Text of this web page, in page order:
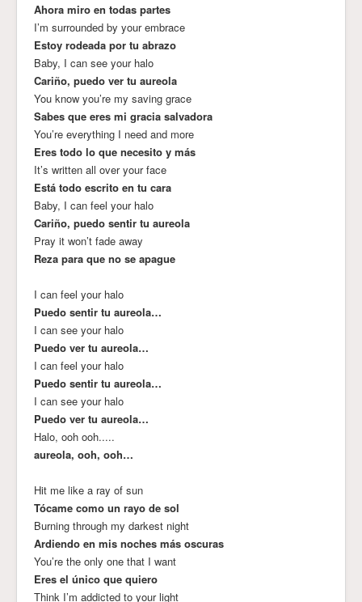
Ahora miro en todas partes
I’m surrounded by your embrace
Estoy rodeada por tu abrazo
Baby, I can see your halo
Cariño, puedo ver tu aureola
You know you’re my saving grace
Sabes que eres mi gracia salvadora
You’re everything I need and more
Eres todo lo que necesito y más
It’s written all over your face
Está todo escrito en tu cara
Baby, I can feel your halo
Cariño, puedo sentir tu aureola
Pray it won’t fade away
Reza para que no se apague
I can feel your halo
Puedo sentir tu aureola…
I can see your halo
Puedo ver tu aureola…
I can feel your halo
Puedo sentir tu aureola…
I can see your halo
Puedo ver tu aureola…
Halo, ooh ooh.....
aureola, ooh, ooh…
Hit me like a ray of sun
Tócame como un rayo de sol
Burning through my darkest night
Ardiendo en mis noches más oscuras
You’re the only one that I want
Eres el único que quiero
Think I’m addicted to your light